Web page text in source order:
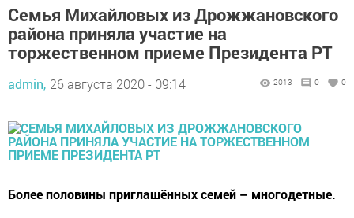
Семья Михайловых из Дрожжановского
района приняла участие на
торжественном приеме Президента РТ
admin, 26 августа 2020 - 09:14 2013 0 0
Более половины приглашённых семей – многодетные.